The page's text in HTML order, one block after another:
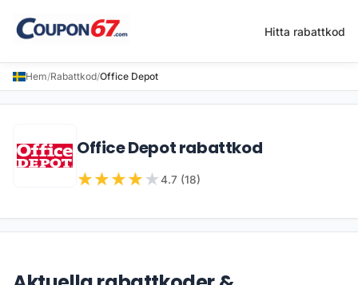
Hitta rabattkod
Hem/Rabattkod/Office Depot
Office Depot rabattkod
★★★★ ★4.7 (18)